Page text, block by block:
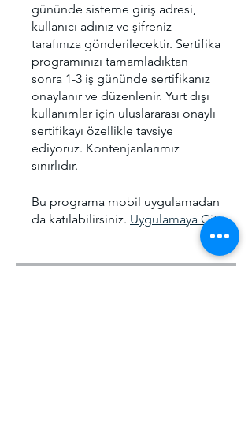
gününde sisteme giriş adresi,
kullanıcı adınız ve şifreniz
tarafınıza gönderilecektir. Sertifika
programınızı tamamladıktan
sonra 1-3 iş gününde sertifikanız
onaylanır ve düzenlenir. Yurt dışı
kullanımlar için uluslararası onaylı
sertifikayı özellikle tavsiye
ediyoruz. Kontenjanlarımız
sınırlıdır.
Bu programa mobil uygulamadan
da katılabilirsiniz. Uygulamaya Git